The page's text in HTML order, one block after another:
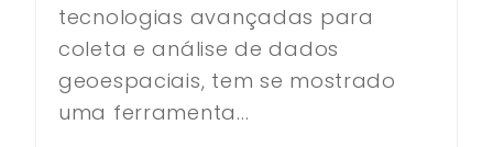
tecnologias avançadas para
coleta e análise de dados
geoespaciais, tem se mostrado
uma ferramenta...